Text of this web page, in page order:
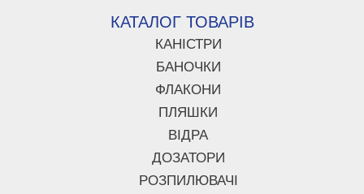
КАТАЛОГ ТОВАРІВ
КАНІСТРИ
БАНОЧКИ
ФЛАКОНИ
ПЛЯШКИ
ВІДРА
ДОЗАТОРИ
РОЗПИЛЮВАЧІ